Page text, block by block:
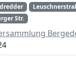
Str.